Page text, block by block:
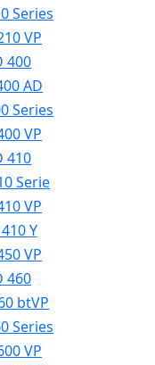
Series
VP
400
AD
Series
VP
410
Serie
VP
Y
VP
460
btVP
Series
VP